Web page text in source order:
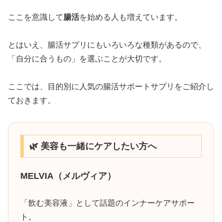
ここを意識して腸活を始める人も増えています。
とはいえ、腸活サプリにもいろいろな種類があるので、
「自分に合うもの」を選ぶことが大切です。
ここでは、目的別に人気の腸活サポートサプリをご紹介し
ておきます。
🌿 美容も一緒にケアしたい方へ
MELVIA（メルヴィア）
「飲む美容液」として話題のインナーケアサポー
ト。